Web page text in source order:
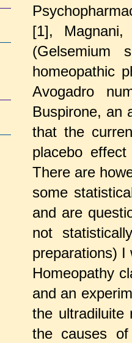
[1],
(Gelsemium
homeopathic
Avogadro
Buspirone, an
that the
placebo
There are
some
and are
not
preparations) I
Homeopathy
and an
the ultradiluite
the causes